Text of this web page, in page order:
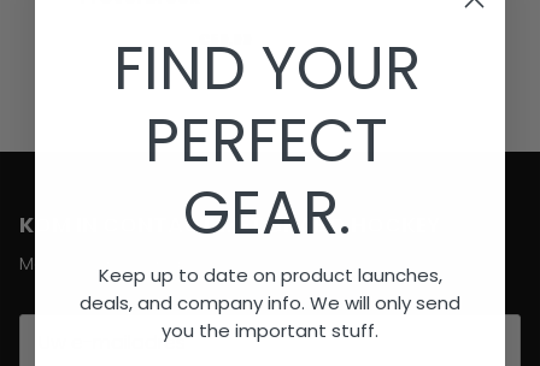
KOM IN CONTACT MET BRABO HOCKEY
Meld u aan voor updates
FIND YOUR
PERFECT
GEAR.
Keep up to date on product launches,
deals, and company info. We will only send
you the important stuff.